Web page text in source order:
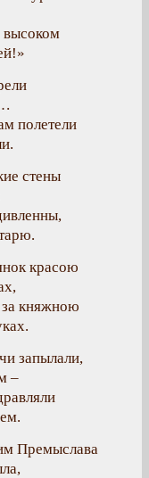
высоком
полетели
стены
красою
княжною
запылали,
–
Премыслава